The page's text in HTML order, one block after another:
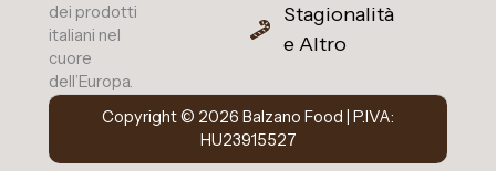
dei prodotti
italiani nel
cuore
dell’Europa.
Stagionalità
e Altro
Copyright © 2026 Balzano Food | P.IVA:
HU23915527